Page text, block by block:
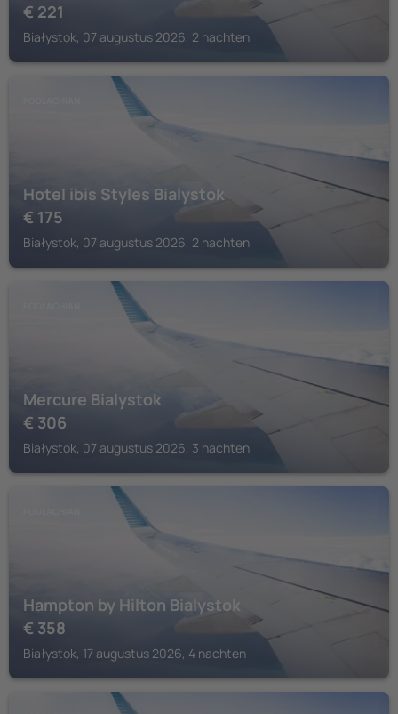
€ 221
Białystok, 07 augustus 2026, 2 nachten
Hotel ibis Styles Bialystok
€ 175
Białystok, 07 augustus 2026, 2 nachten
Mercure Bialystok
€ 306
Białystok, 07 augustus 2026, 3 nachten
Hampton by Hilton Bialystok
€ 358
Białystok, 17 augustus 2026, 4 nachten